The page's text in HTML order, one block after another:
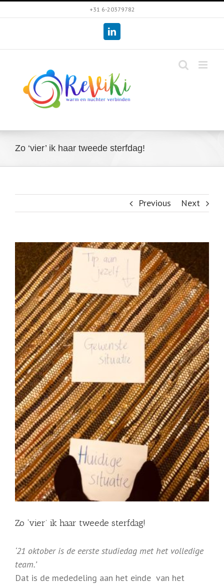
to
+31 6-20379782
LinkedIn
Zo ‘vier’ ik haar tweede sterfdag!
Previous Next
View
Larger
Image
Zo ‘vier’ ik haar tweede sterfdag!
‘21 oktober is de eerste studiedag met het volledige
team.’
Dat is de mededeling aan het einde van het